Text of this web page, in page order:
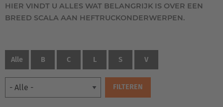
HIER VINDT U ALLES WAT BELANGRIJK IS OVER EEN
BREED SCALA AAN HEFTRUCKONDERWERPEN.
Alle B C L S V